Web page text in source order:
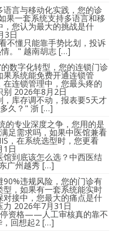
言与移动化实践，您的诊
果一套系统支持多语言和移
您认为最大的挑战是什
3日
不懂只能靠手势比划，投诉
。" 越南胡志 […]
数字化转型，您的连锁门诊
系统能免费开通连锁管
连锁管理中，您最头疼的
别 2026年8月2日
库存调不动，报表要5天才
久？" 浙 […]
的专业深度之争，您用的是
足需求吗，如果中医馆兼看
，在系统选型时，您更看
1日
到底该怎么选？中西医结
广州越秀 […]
违规风险，您的门诊有
，如果有一套系统能实时
接中，您最大的痛点是什
力 2026年7月31日
停资格——人工审核真的靠不
，回想起2 […]